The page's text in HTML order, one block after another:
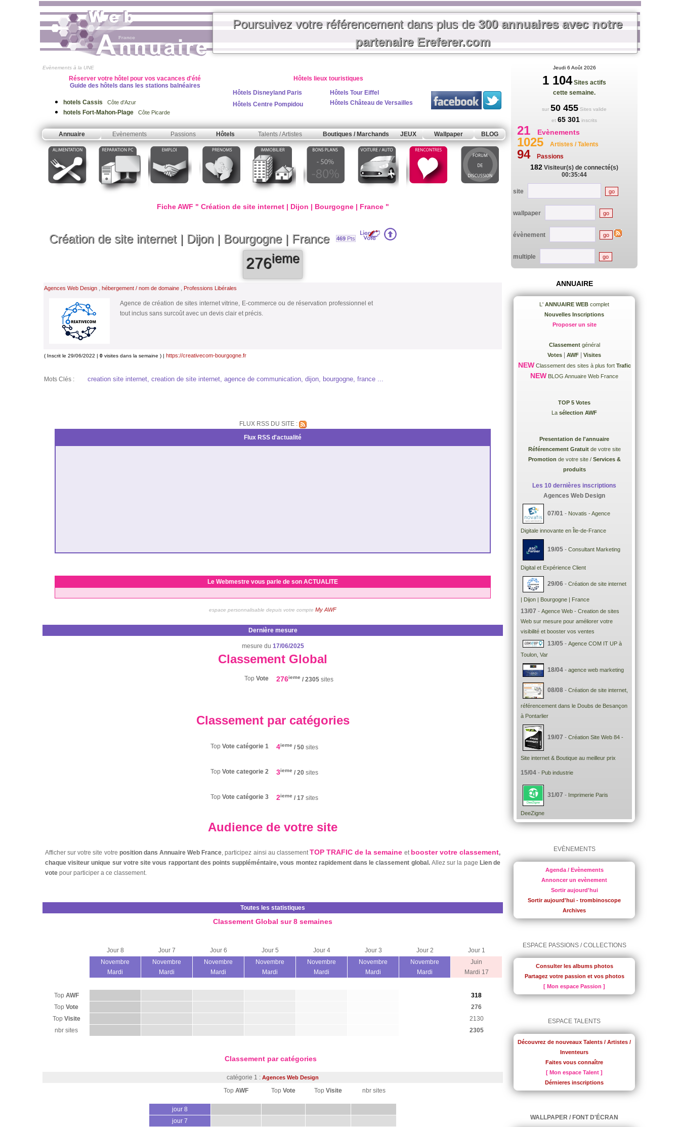
Poursuivez votre référencement dans plus de300 annuaires avec notre
partenaire Ereferer.com
Evènements à la UNE
Réserver votre hôtel pour vos vacances d'été
Guide des hôtels dans les stations balnéaires
hotels Cassis Côte d'Azur
hotels Fort-Mahon-Plage Côte Picarde
Hôtels lieux touristiques
Hôtels Disneyland Paris
Hôtels Tour Eiffel
Hôtels Centre Pompidou
Hôtels Château de Versailles
Annuaire Evènements Passions Hôtels Talents / Artistes Boutiques / Marchands JEUX Wallpaper BLOG
Fiche AWF " Création de site internet | Dijon | Bourgogne | France "
Création de site internet | Dijon | Bourgogne | France 469 Pts
276ieme
Agences Web Design , hébergement / nom de domaine , Professions Libérales
Agence de création de sites internet vitrine, E-commerce ou de réservation professionnel et
tout inclus sans surcoût avec un devis clair et précis.
( Inscrit le 29/06/2022 | 0 visites dans la semaine ) | https://creativecom-bourgogne.fr
Mots Clés : creation site internet, creation de site internet, agence de communication, dijon, bourgogne, france ...
FLUX RSS DU SITE :
Flux RSS d'actualité
Le Webmestre vous parle de son ACTUALITE
espace personnalisable depuis votre compte My AWF
Dernière mesure
mesure du 17/06/2025
Classement Global
Top Vote 276ieme / 2305 sites
Classement par catégories
Top Vote catégorie 1 4ieme / 50 sites
Top Vote categorie 2 3ieme / 20 sites
Top Vote catégorie 3 2ieme / 17 sites
Audience de votre site
Afficher sur votre site votre position dans Annuaire Web France, participez ainsi au classementTOP TRAFIC de la semaine et booster votre classement,
chaque visiteur unique sur votre site vous rapportant des points suppléméntaire, vous montez rapidement dans le classement global. Allez sur la page Lien de
vote pour participer a ce classement.
Toutes les statistiques
Classement Global sur 8 semaines
Jour 8 Jour 7 Jour 6 Jour 5 Jour 4 Jour 3 Jour 2
Jour 1
Novembre
Mardi
Novembre
Mardi
Novembre
Mardi
Novembre
Mardi
Novembre
Mardi
Novembre
Mardi
Novembre
Mardi
Juin
Mardi 17
Top AWF
318
Top Vote
276
Top Visite
2130
nbr sites
2305
Classement par catégories
catégorie 1 : Agences Web Design
Top AWF Top Vote Top Visite nbr sites
jour 8
jour 7
Jeudi 6 Août 2026
1 104Sites actifs
cette semaine.
sur 50 455 Sites valide
et 65 301 inscrits
21 Evènements
1025 Artistes / Talents
94 Passions
182 Visiteur(s) de connecté(s)
00:35:44
site
wallpaper
évènement
multiple
ANNUAIRE
L' ANNUAIRE WEB complet
Nouvelles Inscriptions
Proposer un site
Classementgénéral
Votes
AWF Visites
NEWClassement des sites à plus fort Trafic
NEW BLOG Annuaire Web France
TOP 5 Votes
La sélection AWF
Presentation de l'annuaire
Référencement Gratuitde votre site
Promotion de votre site / Services &
produits
Les 10 dernières inscriptions
Agences Web Design
07/01 - Novatis - Agence
Digitale innovante en Île-de-France
19/05 - Consultant Marketing
Digital et Expérience Client
29/06 - Création de site internet
| Dijon | Bourgogne | France
13/07 - Agence Web - Creation de sites
Web sur mesure pour améliorer votre
visibilité et booster vos ventes
13/05 - Agence COM IT UP à
Toulon, Var
18/04 - agence web marketing
08/08 - Création de site internet,
référencement dans le Doubs de Besançon
à Pontarlier
19/07 - Création Site Web 84 -
Site internet & Boutique au meilleur prix
15/04 - Pub industrie
31/07 - Imprimerie Paris
DeeZigne
EVÈNEMENTS
Agenda / Evènements
Annoncer un evènement
Sortir aujourd'hui
Sortir aujourd'hui - trombinoscope
Archives
ESPACE PASSIONS / COLLECTIONS
Consulter les albums photos
Partagez votre passion et vos photos
[ Mon espace Passion ]
ESPACE TALENTS
Découvrez de nouveaux Talents / Artistes /
Inventeurs
Faites vous connaître
[ Mon espace Talent ]
Dérnieres inscriptions
WALLPAPER / FONT D'ÉCRAN